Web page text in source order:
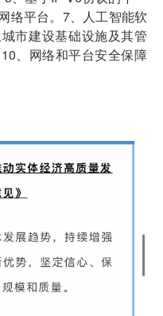
络平台。7、人工智能软
市建设基础设施及其管
、网络和平台安全保障